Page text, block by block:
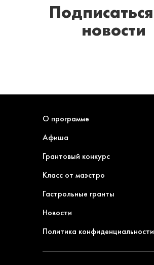
Подписаться
новости
О программе
Афиша
Грантовый конкурс
Класс от маэстро
Гастрольные гранты
Новости
Политика конфиденциальности